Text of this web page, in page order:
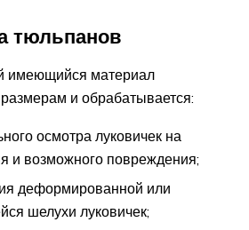
тюльпанов
имеющийся материал
и обрабатывается:
осмотра луковичек на
и возможного повреждения;
деформированной или
шелухи луковичек;